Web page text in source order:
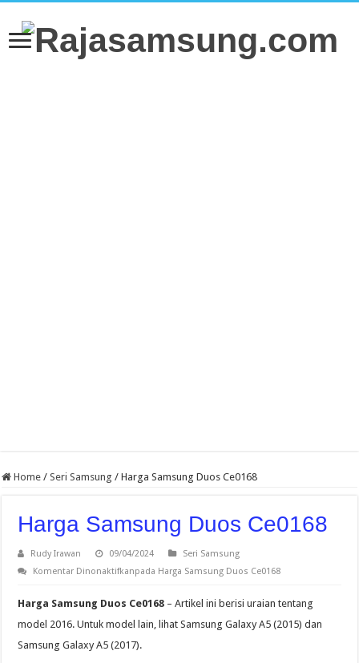
Home / Seri Samsung / Harga Samsung Duos Ce0168
Harga Samsung Duos Ce0168
Rudy Irawan 09/04/2024
Seri Samsung
Komentar Dinonaktifkanpada Harga Samsung Duos Ce0168
Harga Samsung Duos Ce0168 – Artikel ini berisi uraian tentang
model 2016. Untuk model lain, lihat Samsung Galaxy A5 (2015) dan
Samsung Galaxy A5 (2017).